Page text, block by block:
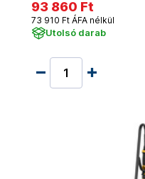
93 860 Ft
73 910 Ft ÁFA nélkül
Utolsó darab